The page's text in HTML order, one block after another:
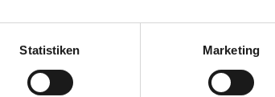
Statistiken Marketing